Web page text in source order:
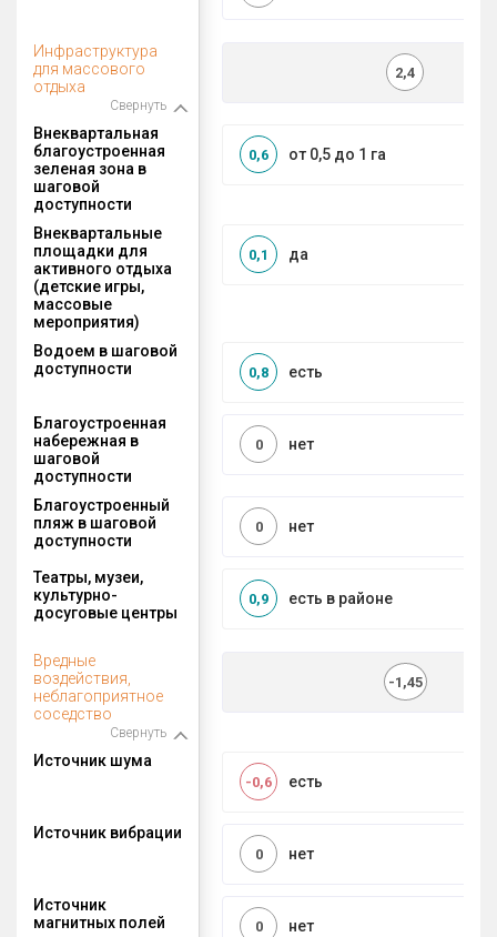
Инфраструктура
для массового
отдыха
Свернуть
2,4
Внеквартальная
благоустроенная
зеленая зона в
шаговой
доступности
от 0,5 до 1 га
0,6
Внеквартальные
площадки для
активного отдыха
(детские игры,
массовые
мероприятия)
да
0,1
Водоем в шаговой
доступности
есть
0,8
Благоустроенная
набережная в
шаговой
доступности
нет
0
Благоустроенный
пляж в шаговой
доступности
нет
0
Театры, музеи,
культурно-
досуговые центры
есть в районе
0,9
Вредные
воздействия,
неблагоприятное
соседство
Свернуть
-1,45
Источник шума
есть
-0,6
Источник вибрации
нет
0
Источник
магнитных полей
нет
0